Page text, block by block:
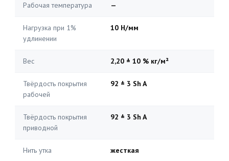
Рабочая температура —
Нагрузка при 1%
удлинении
10 Н/мм
Вес 2,20 ± 10 % кг/м²
Твёрдость покрытия
рабочей
92 ± 3 Sh A
Твёрдость покрытия
приводной
92 ± 3 Sh A
Нить утка жесткая